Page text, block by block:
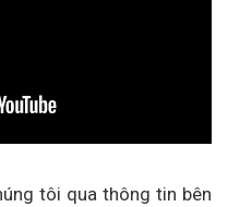
tôi qua thông tin bên